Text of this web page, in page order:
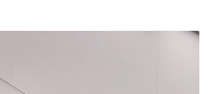
美術連立展》-日本NAU21事務局局長 橋谷
世紀美術連立展成員）於台灣參展藝